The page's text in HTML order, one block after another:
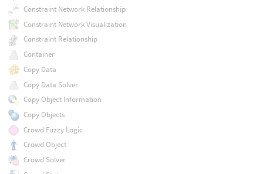
Constraint Network Relationship
Constraint Network Visualization
Constraint Relationship
Container
Copy Data
Copy Data Solver
Copy Object Information
Copy Objects
Crowd Fuzzy Logic
Crowd Object
Crowd Solver